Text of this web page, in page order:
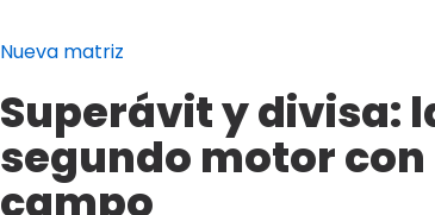
Nueva matriz
Superávit y divisa:
segundo motor
campo